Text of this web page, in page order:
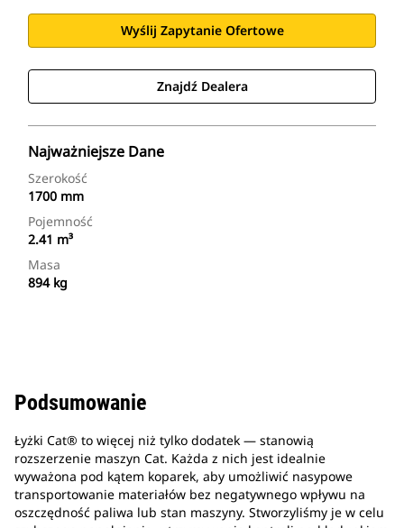
Wyślij Zapytanie Ofertowe
Znajdź Dealera
Najważniejsze Dane
Szerokość
1700 mm
Pojemność
2.41 m³
Masa
894 kg
Podsumowanie
Łyżki Cat® to więcej niż tylko dodatek — stanowią
rozszerzenie maszyn Cat. Każda z nich jest idealnie
wyważona pod kątem koparek, aby umożliwić nasypowe
transportowanie materiałów bez negatywnego wpływu na
oszczędność paliwa lub stan maszyny. Stworzyliśmy je w celu